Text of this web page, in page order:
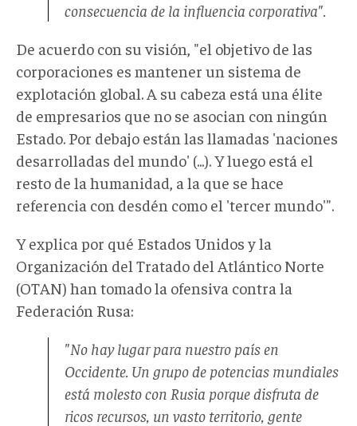
consecuencia de la influencia corporativa".
De acuerdo con su visión, "el objetivo de las
corporaciones es mantener un sistema de
explotación global. A su cabeza está una élite
de empresarios que no se asocian con ningún
Estado. Por debajo están las llamadas 'naciones
desarrolladas del mundo' (...). Y luego está el
resto de la humanidad, a la que se hace
referencia con desdén como el 'tercer mundo'".
Y explica por qué Estados Unidos y la
Organización del Tratado del Atlántico Norte
(OTAN) han tomado la ofensiva contra la
Federación Rusa:
"No hay lugar para nuestro país en
Occidente. Un grupo de potencias mundiales
está molesto con Rusia porque disfruta de
ricos recursos, un vasto territorio, gente